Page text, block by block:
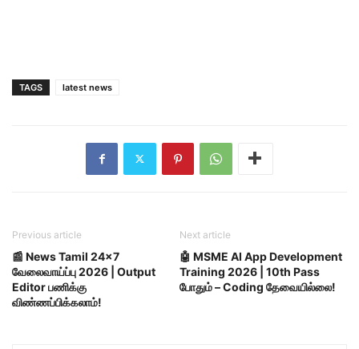
TAGS latest news
Previous article
📰 News Tamil 24×7
வேலைவாய்ப்பு 2026 | Output
Editor பணிக்கு
விண்ணப்பிக்கலாம்!
Next article
🤖 MSME AI App Development
Training 2026 | 10th Pass
போதும் – Coding தேவையில்லை!